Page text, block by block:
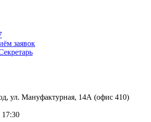
заявок
ул. Мануфактурная, 14А (офис 410)